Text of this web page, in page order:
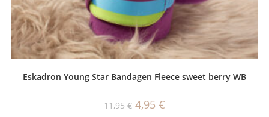
Eskadron Young Star Bandagen Fleece sweet berry WB
11,95€ Ursprünglicher
Preis
4,95 €